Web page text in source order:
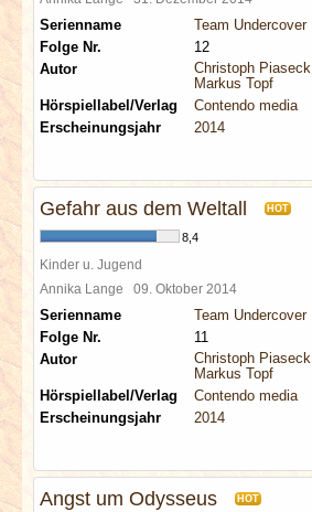
Serienname
Team Undercover
Folge Nr.
12
Autor
Christoph Piasecki
Markus Topf
Hörspiellabel/Verlag
Contendo media
Erscheinungsjahr
2014
Gefahr aus dem Weltall HOT
8,4
Kinder u. Jugend
Annika Lange 09. Oktober 2014
Serienname
Team Undercover
Folge Nr.
11
Autor
Christoph Piasecki
Markus Topf
Hörspiellabel/Verlag
Contendo media
Erscheinungsjahr
2014
Angst um Odysseus HOT